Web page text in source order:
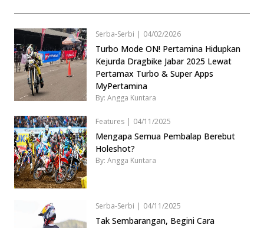
Serba-Serbi | 04/02/2026
Turbo Mode ON! Pertamina Hidupkan
Kejurda Dragbike Jabar 2025 Lewat
Pertamax Turbo & Super Apps
MyPertamina
By: Angga Kuntara
Features | 04/11/2025
Mengapa Semua Pembalap Berebut
Holeshot?
By: Angga Kuntara
Serba-Serbi | 04/11/2025
Tak Sembarangan, Begini Cara